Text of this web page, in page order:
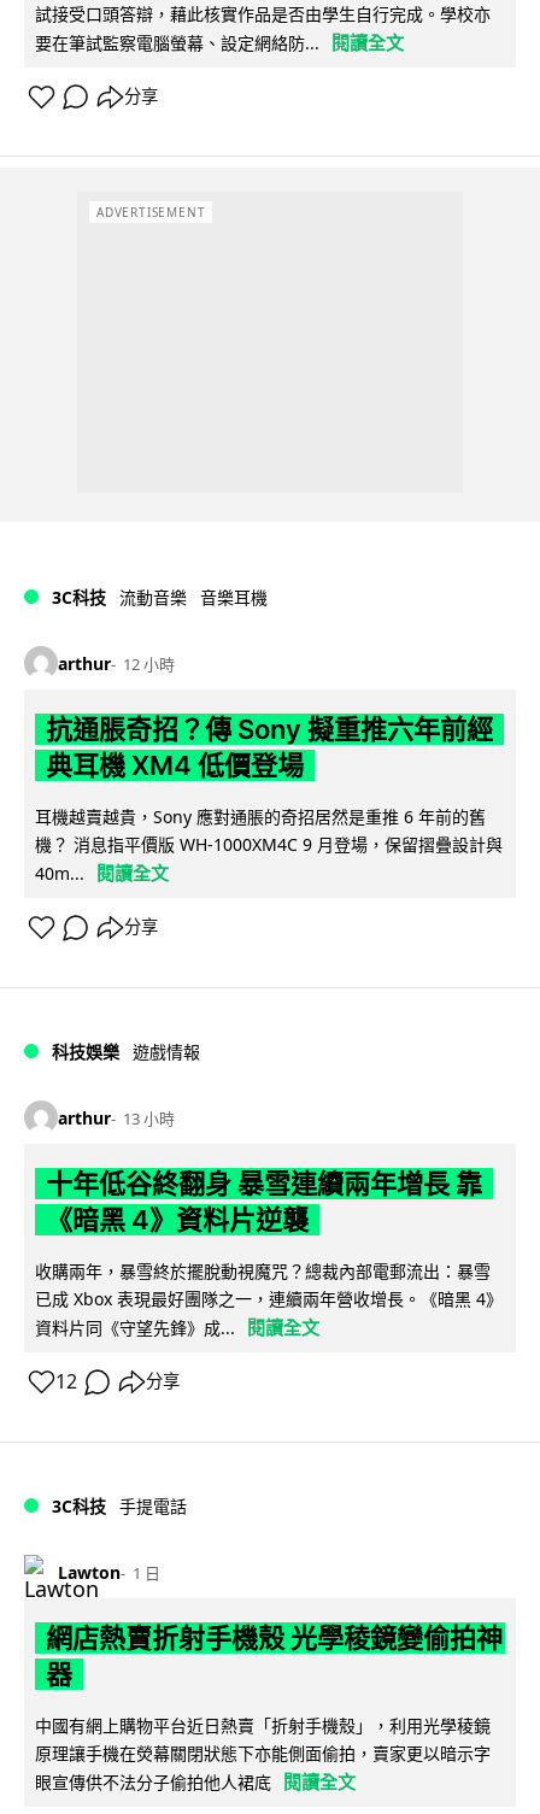
試接受口頭答辯，藉此核實作品是否由學生自行完成。學校亦
要在筆試監察電腦螢幕、設定網絡防...
閱讀全文
分享
ADVERTISEMENT
3C科技 流動音樂 音樂耳機
arthur 12 小時
抗通脹奇招？傳 Sony 擬重推六年前經
典耳機 XM4 低價登場
耳機越賣越貴，Sony 應對通脹的奇招居然是重推 6 年前的舊
機？ 消息指平價版 WH-1000XM4C 9 月登場，保留摺疊設計與
40m...
閱讀全文
分享
科技娛樂 遊戲情報
arthur 13 小時
十年低谷終翻身 暴雪連續兩年增長 靠
《暗黑 4》資料片逆襲
收購兩年，暴雪終於擺脫動視魔咒？總裁內部電郵流出：暴雪
已成 Xbox 表現最好團隊之一，連續兩年營收增長。《暗黑 4》
資料片同《守望先鋒》成...
閱讀全文
12 分享
3C科技 手提電話
Lawton 1 日
網店熱賣折射手機殼 光學稜鏡變偷拍神
器
中國有網上購物平台近日熱賣「折射手機殼」，利用光學稜鏡
原理讓手機在熒幕關閉狀態下亦能側面偷拍，賣家更以暗示字
眼宣傳供不法分子偷拍他人裙底
閱讀全文